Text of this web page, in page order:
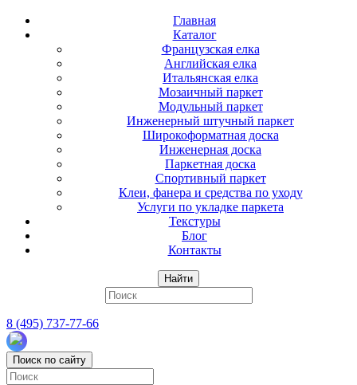
Главная
Каталог
Французская елка
Английская елка
Итальянская елка
Мозаичный паркет
Модульный паркет
Инженерный штучный паркет
Широкоформатная доска
Инженерная доска
Паркетная доска
Спортивный паркет
Клеи, фанера и средства по уходу
Услуги по укладке паркета
Текстуры
Блог
Контакты
Найти
8 (495) 737-77-66
Поиск по сайту